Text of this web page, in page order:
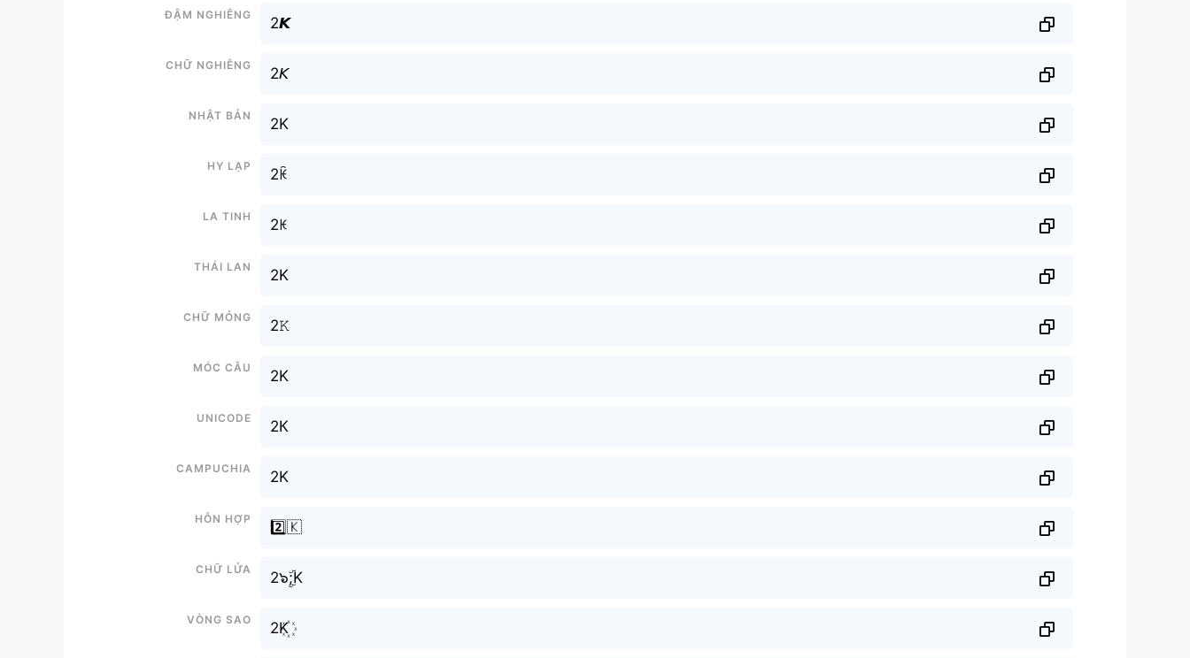
Đậm nghiêng
2𝙆
Chữ nghiêng
2𝘒
Nhật bản
2K
Hy lạp
2ꀗ
La tinh
2ꀘ
Thái lan
2K
Chữ mỏng
2𝙺
Móc câu
2K
Unicode
2К
Campuchia
2K
Hỗn hợp
2️⃣🇰
Chữ Lửa
2๖ۣۜ;K
Vòng sao
2K꙰